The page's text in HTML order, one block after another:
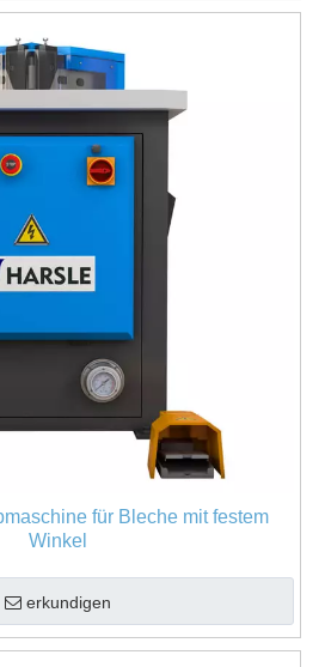
für Bleche mit festem
Winkel
erkundigen